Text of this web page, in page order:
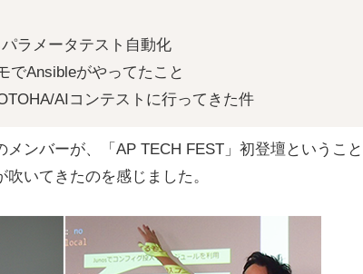
ラメータテスト自動化
でAnsibleがやってたこと
AIコンテストに行ってきた件
ンバーが、「AP TECH FEST」初登壇というこ
いてきたのを感じました。